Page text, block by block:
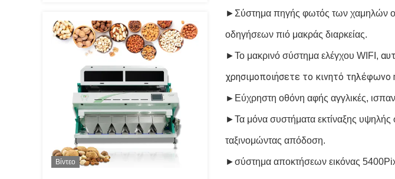
Βίντεο
►Σύστημα πηγής φωτός των χαμηλών
οδηγήσεων πιό μακράς διαρκείας.
►Το μακρινό σύστημα ελέγχου WIFI,
χρησιμοποιήσετε το κινητό
► Εύχρηστη οθόνη αφής αγγλικές,
►Τα μόνα συστήματα εκτίναξης υψηλής
ταξινομώντας απόδοση.
►σύστημα αποκτήσεων εικόνας